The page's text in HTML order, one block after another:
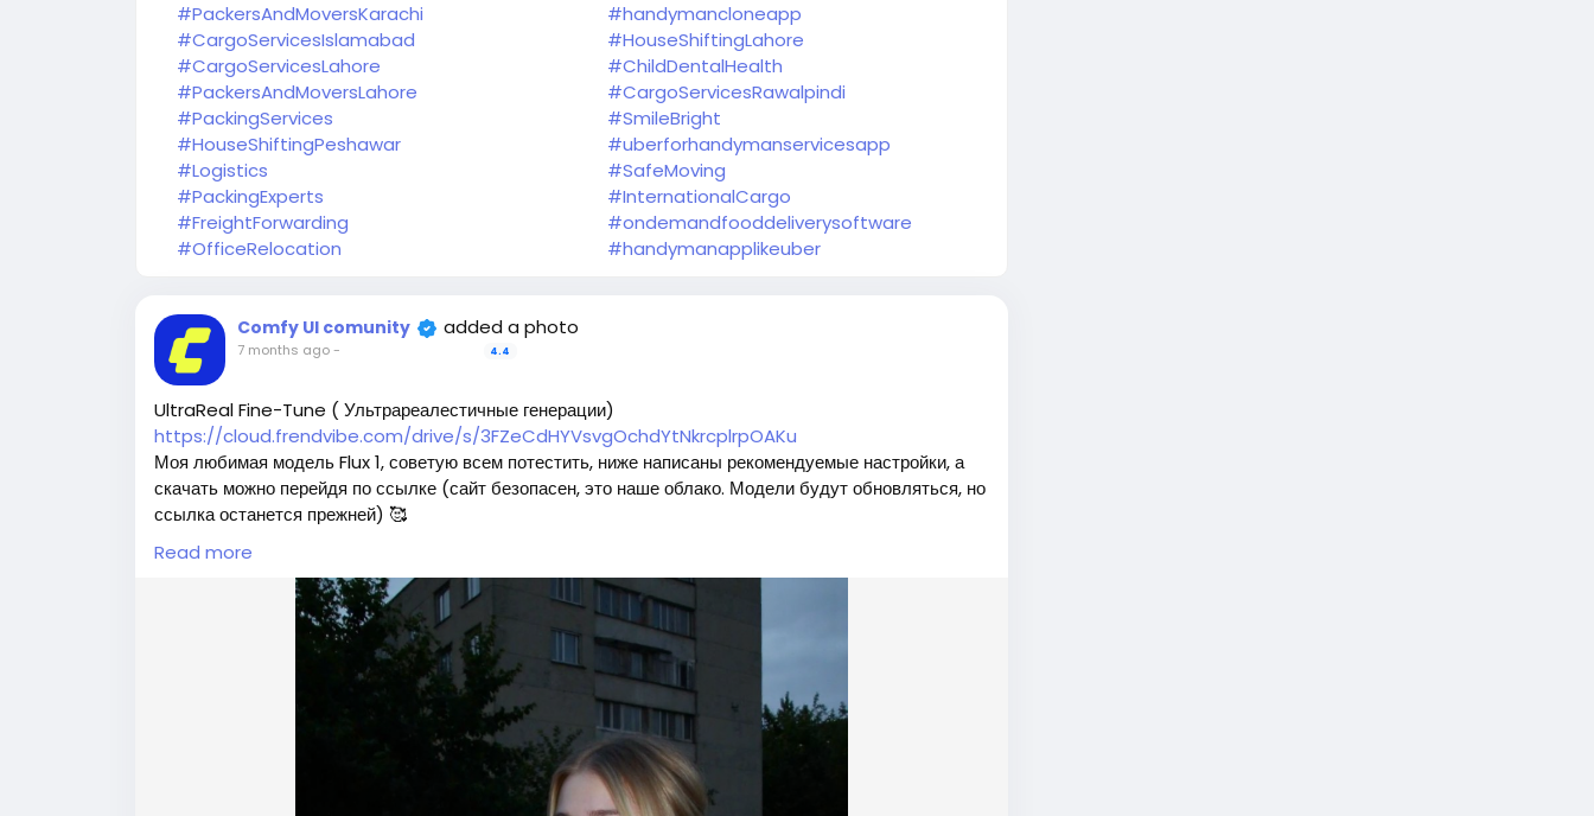
#PackersAndMoversKarachi
#CargoServicesIslamabad
#CargoServicesLahore
#PackersAndMoversLahore
#PackingServices
#HouseShiftingPeshawar
#Logistics
#PackingExperts
#FreightForwarding
#OfficeRelocation
#handymancloneapp
#HouseShiftingLahore
#ChildDentalHealth
#CargoServicesRawalpindi
#SmileBright
#uberforhandymanservicesapp
#SafeMoving
#InternationalCargo
#ondemandfooddeliverysoftware
#handymanapplikeuber
Comfy UI comunity added a photo
7 months ago- 4.4
UltraReal Fine-Tune ( Ультрареалестичные генерации)
https://cloud.frendvibe.com/drive/s/3FZeCdHYVsvgOchdYtNkrcplrpOAKu
Моя любимая модель Flux 1, советую всем потестить, ниже написаны рекомендуемые настройки, а
скачать можно перейдя по ссылке (сайт безопасен, это наше облако. Модели будут обновляться, но
ссылка останется прежней) 🥰
Вас ждет 2 типа модели:
1. Полная модель SafeTensor (самая лучшая) (данный файл нужно поместить в папку "diffusion
2. GGUF модель (подходит для видеокарт с небольшим обьемом видеопамяти) (данный файл
нужно поместить в папку "unet")
(Рекомендуемые настройки для генерации)
Sampler: Use DPM++ 2M samplers for smooth and consistent outputs.
Steps: Aim for 30–50 steps to capture finer details without over-processing.
Scheduler: Beta Scheduler remains the best choice for this checkpoint.
Read more